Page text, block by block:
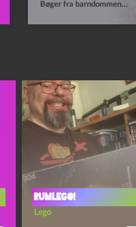
Bøger fra barndommen…
Rumlego!
Lego